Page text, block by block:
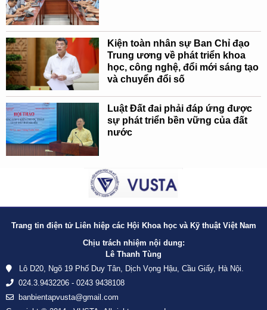
Kiện toàn nhân sự Ban Chỉ đạo
Trung ương về phát triển khoa
học, công nghệ, đổi mới sáng tạo
và chuyển đổi số
Luật Đất đai phải đáp ứng được
sự phát triển bền vững của đất
nước
Trang tin điện tử Liên hiệp các Hội Khoa học và Kỹ thuật Việt Nam
Chịu trách nhiệm nội dung:
Lê Thanh Tùng
Lô D20, Ngõ 19 Phố Duy Tân, Dịch Vọng Hậu, Cầu Giấy, Hà Nội.
024.3.9432206 - 0243 9438108
banbientapvusta@gmail.com